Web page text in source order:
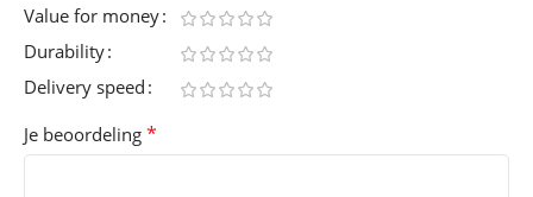
Value for money
Durability
Delivery speed
Je beoordeling *